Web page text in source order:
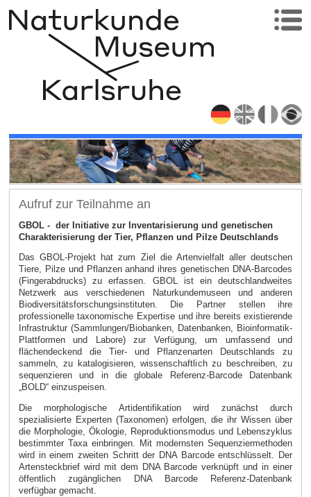
Aufruf zur Teilnahme an
GBOL - der Initiative zur Inventarisierung und genetischen
Charakterisierung der Tier, Pflanzen und Pilze Deutschlands
Das GBOL-Projekt hat zum Ziel die Artenvielfalt aller deutschen
Tiere, Pilze und Pflanzen anhand ihres genetischen DNA-Barcodes
(Fingerabdrucks) zu erfassen. GBOL ist ein deutschlandweites
Netzwerk aus verschiedenen Naturkundemuseen und anderen
Biodiversitätsforschungsinstituten. Die Partner stellen ihre
professionelle taxonomische Expertise und ihre bereits existierende
Infrastruktur (Sammlungen/Biobanken, Datenbanken, Bioinformatik-
Plattformen und Labore) zur Verfügung, um umfassend und
flächendeckend die Tier- und Pflanzenarten Deutschlands zu
sammeln, zu katalogisieren, wissenschaftlich zu beschreiben, zu
sequenzieren und in die globale Referenz-Barcode Datenbank
„BOLD“ einzuspeisen.
Die morphologische Artidentifikation wird zunächst durch
spezialisierte Experten (Taxonomen) erfolgen, die ihr Wissen über
die Morphologie, Ökologie, Reproduktionsmodus und Lebenszyklus
bestimmter Taxa einbringen. Mit modernsten Sequenziermethoden
wird in einem zweiten Schritt der DNA Barcode entschlüsselt. Der
Artensteckbrief wird mit dem DNA Barcode verknüpft und in einer
öffentlich zugänglichen DNA Barcode Referenz-Datenbank
verfügbar gemacht.